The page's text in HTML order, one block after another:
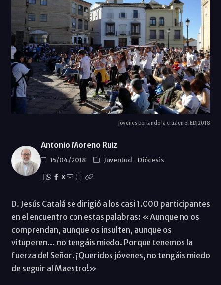
Jóvenes portando la cruz en el EDJ2018
Antonio Moreno Ruiz
15/04/2018 Juventud - Diócesis
X
D. Jesús Catalá se dirigió a los casi 1.000 participantes
en el encuentro con estas palabras: «Aunque no os
comprendan, aunque os insulten, aunque os
vituperen… no tengáis miedo. Porque tenemos la
fuerza del Señor. ¡Queridos jóvenes, no tengáis miedo
de seguir al Maestro!»